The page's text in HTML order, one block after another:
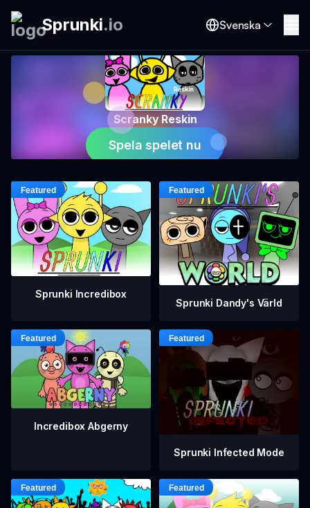
Sprunki.io Svenska
Scranky Reskin
Spela spelet nu
Sprunki Incredibox
Sprunki Dandy's Värld
Incredibox Abgerny
Sprunki Infected Mode